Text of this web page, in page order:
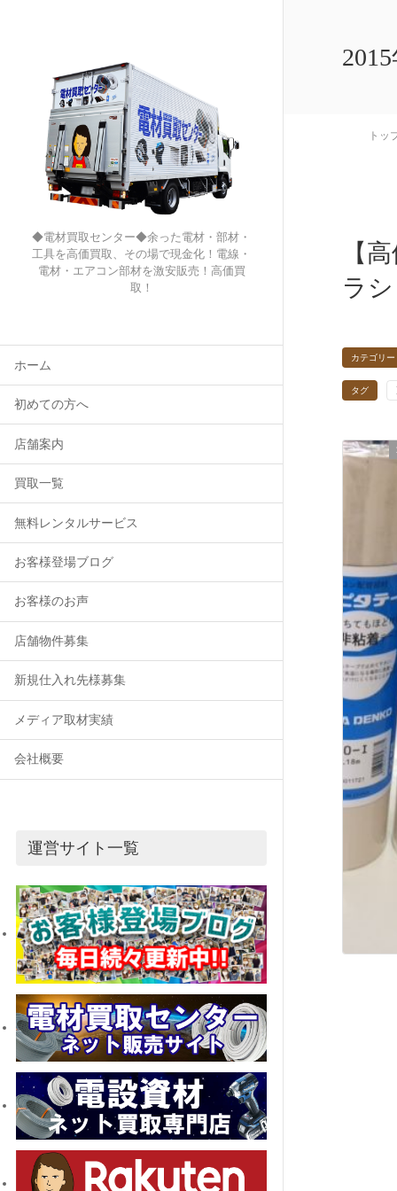
◆電材買取センター◆余った電材・部材・
工具を高価買取、その場で現金化！電線・
電材・エアコン部材を激安販売！高価買
取！
ホーム
初めての方へ
店舗案内
買取一覧
無料レンタルサービス
お客様登場ブログ
お客様のお声
店舗物件募集
新規仕入れ先様募集
メディア取材実績
会社概要
運営サイト一覧
トッ
【
ラ
カテゴリー
タグ